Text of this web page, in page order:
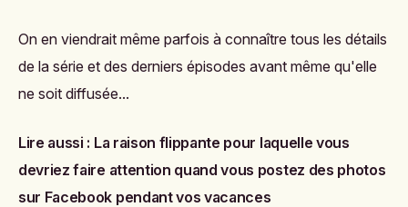
On en viendrait même parfois à connaître tous les détails
de la série et des derniers épisodes avant même qu'elle
ne soit diffusée...
Lire aussi : La raison flippante pour laquelle vous
devriez faire attention quand vous postez des photos
sur Facebook pendant vos vacances